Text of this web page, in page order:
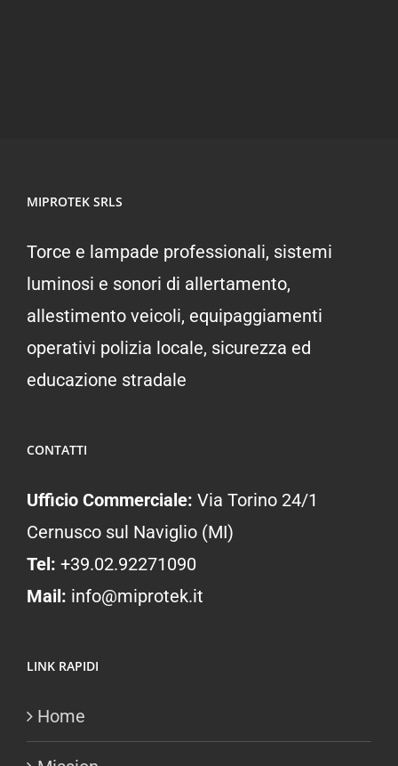
MIPROTEK SRLS
Torce e lampade professionali, sistemi
luminosi e sonori di allertamento,
allestimento veicoli, equipaggiamenti
operativi polizia locale, sicurezza ed
educazione stradale
CONTATTI
Ufficio Commerciale: Via Torino 24/1
Cernusco sul Naviglio (MI)
Tel: +39.02.92271090
Mail: info@miprotek.it
LINK RAPIDI
Home